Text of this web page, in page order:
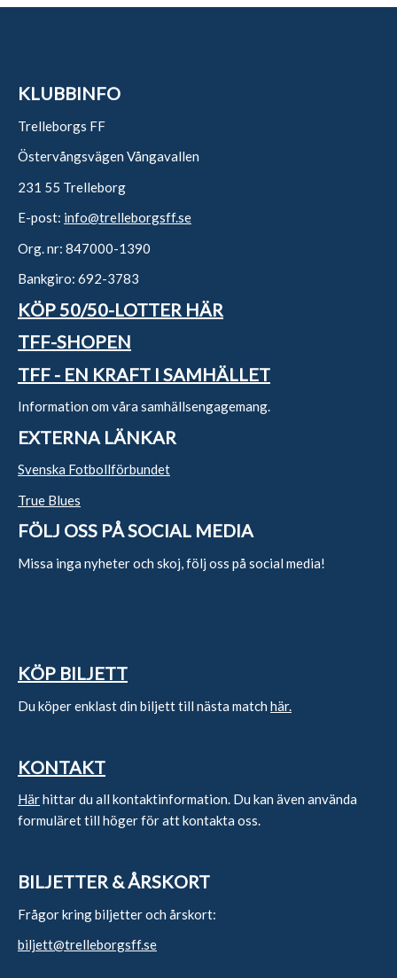
KLUBBINFO
Trelleborgs FF
Östervångsvägen Vångavallen
231 55 Trelleborg
E-post: info@trelleborgsff.se
Org. nr: 847000-1390
Bankgiro: 692-3783
KÖP 50/50-LOTTER HÄR
TFF-SHOPEN
TFF - EN KRAFT I SAMHÄLLET
Information om våra samhällsengagemang.
EXTERNA LÄNKAR
Svenska Fotbollförbundet
True Blues
FÖLJ OSS PÅ SOCIAL MEDIA
Missa inga nyheter och skoj, följ oss på social media!
KÖP BILJETT
Du köper enklast din biljett till nästa match här.
KONTAKT
Härhittar du all kontaktinformation. Du kan även använda
formuläret till höger för att kontakta oss.
BILJETTER & ÅRSKORT
Frågor kring biljetter och årskort:
biljett@trelleborgsff.se